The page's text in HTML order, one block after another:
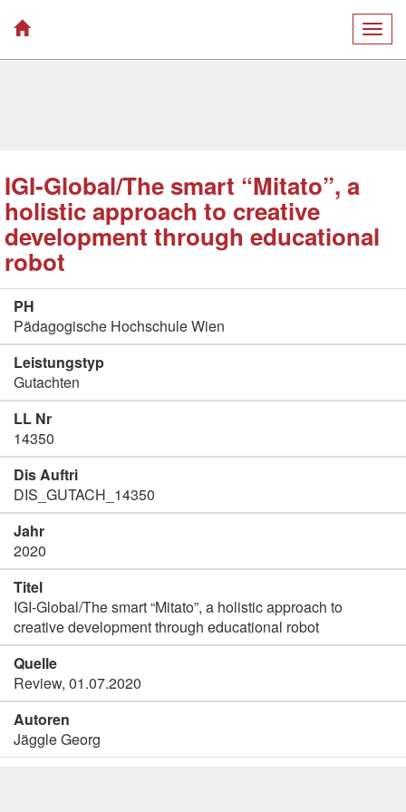
IGI-Global/The smart “Mitato”, a
holistic approach to creative
development through educational
robot
PH
Pädagogische Hochschule Wien
Leistungstyp
Gutachten
LL Nr
14350
Dis Auftri
DIS_GUTACH_14350
Jahr
2020
Titel
IGI-Global/The smart “Mitato”, a holistic approach to
creative development through educational robot
Quelle
Review, 01.07.2020
Autoren
Jäggle Georg